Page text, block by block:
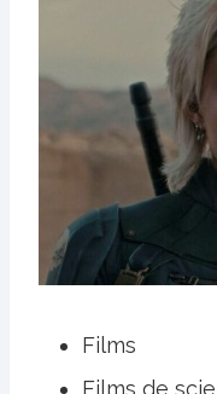
Films
Films de